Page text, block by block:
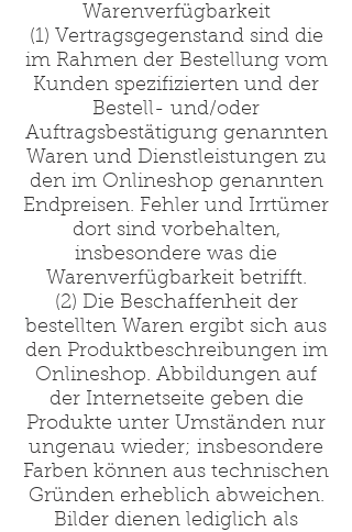
Warenverfügbarkeit
(1) Vertragsgegenstand sind die
im Rahmen der Bestellung vom
Kunden spezifizierten und der
Bestell- und/oder
Auftragsbestätigung genannten
Waren und Dienstleistungen zu
den im Onlineshop genannten
Endpreisen. Fehler und Irrtümer
dort sind vorbehalten,
insbesondere was die
Warenverfügbarkeit betrifft.
(2) Die Beschaffenheit der
bestellten Waren ergibt sich aus
den Produktbeschreibungen im
Onlineshop. Abbildungen auf
der Internetseite geben die
Produkte unter Umständen nur
ungenau wieder; insbesondere
Farben können aus technischen
Gründen erheblich abweichen.
Bilder dienen lediglich als